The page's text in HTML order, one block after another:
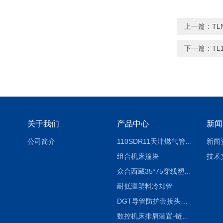
上一篇：
下一篇：
关于我们
公司简介
产品中心
组合机床撞块
耐低温塑料冷却管
DGT导管防护套接头形式与参数
数控机床排屑装置-链板式排屑机
新
新闻
技术